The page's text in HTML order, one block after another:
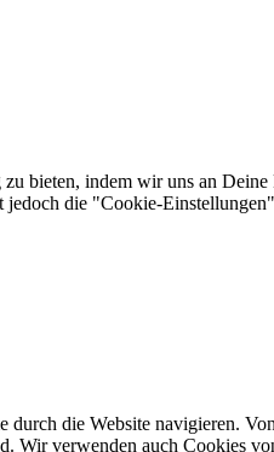
bieten, indem wir uns an
die "Cookie-
die Website navigieren.
Wir verwenden auch Cookies